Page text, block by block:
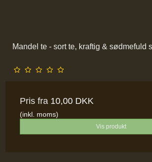
Mandel te - sort te, kraftig & sødmefuld
Pris fra 10,00 DKK
(inkl. moms)
Vis produkt